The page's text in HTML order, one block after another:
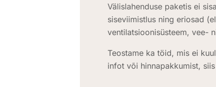
Välislahenduse paketis ei
siseviimistlus ning eriosad
ventilatsioonisüsteem, vee-
Teostame ka töid, mis ei
infot või hinnapakkumist,